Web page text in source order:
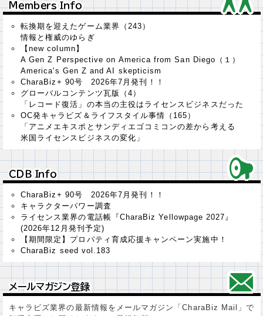
Ｍｅｍｂｅｒｓ Ｉｎｆｏ
Ｍｅｍｂｅｒｓ Ｉｎｆｏ
転換期を迎えたゲーム業界（243）
情報と権威のゆらぎ
【new column】
A Gen Z Perspective on America from San Diego（１）
America's Gen Z and AI skepticism
CharaBiz+ 90号 2026年7月発刊！！
グローバルコンテンツ瓦版（4）
「レコード復活」の本当の主役はライセンスビジネスだった
OC発キャラビズ＆ライフスタイル事情（165）
「アニメエキスポとサンディエゴコミコンの差から考える
米国ライセンスビジネスの変化」
ＣＤＢ Ｉｎｆｏ
ＣＤＢ Ｉｎｆｏ
CharaBiz+ 90号 2026年7月発刊！！
キャラクターパワー調査
ライセンス業界の電話帳『CharaBiz Yellowpage 2027』
(2026年12月発刊予定)
【期間限定】プロパティ育成応援キャンペーン実施中！
CharaBiz seed vol.183
メールマガジン登録
メールマガジン登録
キャラビズ業界の最新情報をメールマガジン「CharaBiz Mail」で